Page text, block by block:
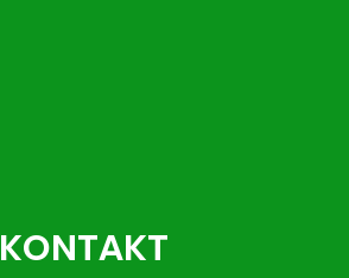
KONTAKT